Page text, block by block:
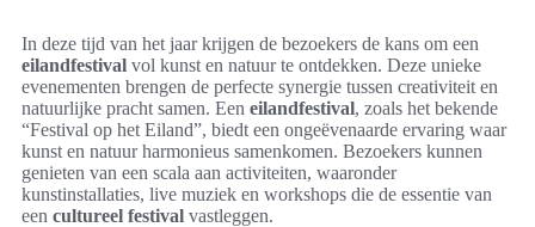
In deze tijd van het jaar krijgen de bezoekers de kans om een
eilandfestival vol kunst en natuur te ontdekken. Deze unieke
evenementen brengen de perfecte synergie tussen creativiteit en
natuurlijke pracht samen. Een eilandfestival, zoals het bekende
“Festival op het Eiland”, biedt een ongeëvenaarde ervaring waar
kunst en natuur harmonieus samenkomen. Bezoekers kunnen
genieten van een scala aan activiteiten, waaronder
kunstinstallaties, live muziek en workshops die de essentie van
een cultureel festival vastleggen.